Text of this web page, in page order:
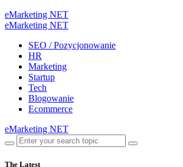
eMarketing NET
eMarketing NET
SEO / Pozycjonowanie
HR
Marketing
Startup
Tech
Blogowanie
Ecommerce
eMarketing NET
The Latest